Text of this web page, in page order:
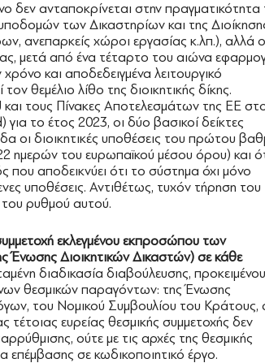
δεν ανταποκρίνεται στην πραγματικότητα
των Δικαστηρίων και της
ανεπαρκείς χώροι εργασίας κ.λπ.), αλλά
μετά από ένα τέταρτο του αιώνα
και αποδεδειγμένα λειτουργικό
θεμέλιο λίθο της διοικητικής δίκης.
τους Πίνακες Αποτελεσμάτων της ΕΕ
το έτος 2023, οι δύο βασικοί δείκτες
οι διοικητικές υποθέσεις του πρώτου
ημερών του ευρωπαϊκού μέσου όρου) και
αποδεικνύει ότι το σύστημα όχι μόνο
υποθέσεις. Αντιθέτως, τυχόν τήρηση του
του ρυθμού αυτού.
εκλεγμένου εκπροσώπου των
Ένωσης Διοικητικών Δικαστών) σε κάθε
διαδικασία διαβούλευσης,
θεσμικών παραγόντων: της Ένωσης
του Νομικού Συμβουλίου του Κράτους,
τέτοιας ευρείας θεσμικής συμμετοχής δεν
ούτε με τις αρχές της θεσμικής
επέμβασης σε κωδικοποιητικό έργο.